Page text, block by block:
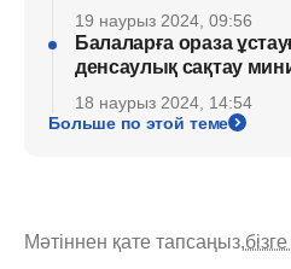
19 наурыз 2024, 09:56
Балаларға ораза
денсаулық сақтау
18 наурыз 2024, 14:54
Больше по этой теме
Мәтіннен қате тапсаңыз,